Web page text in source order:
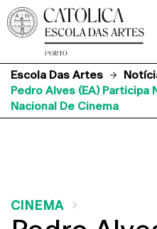
Escola Das Artes
Pedro Alves (EA) Participa
Nacional De Cinema
CINEMA